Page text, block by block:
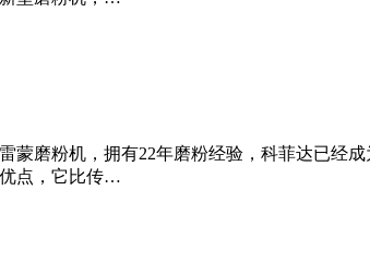
蒙磨粉机，拥有22年磨粉经验，科菲达已经
点，它比传…